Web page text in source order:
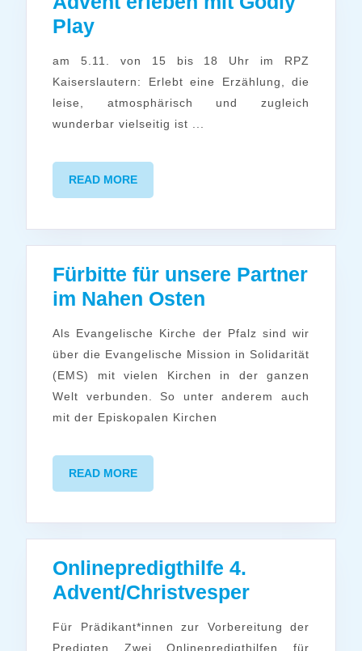
PlayAdvent
mit
Godly
Play
am 5.11. von 15 bis 18 Uhr im RPZ
Kaiserslautern: Erlebt eine Erzählung, die
leise, atmosphärisch und zugleich
wunderbar vielseitig ist ...
READ MOREREAD
MORE
Fürbitte für unsere Partner
im Nahen Osten
unsere
Partner
im
Nahen
Als Evangelische Kirche der Pfalz sind wir
über die Evangelische Mission in Solidarität
(EMS) mit vielen Kirchen in der ganzen
Welt verbunden. So unter anderem auch
mit der Episkopalen Kirchen
READ MOREREAD
MORE
Onlinepredigthilfe 4.
Advent/Christvesper
Advent/
Für Prädikant*innen zur Vorbereitung der
Predigten Zwei Onlinepredigthilfen für